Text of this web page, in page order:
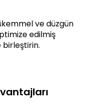
ve düzgün
edilmiş
birleştirin.